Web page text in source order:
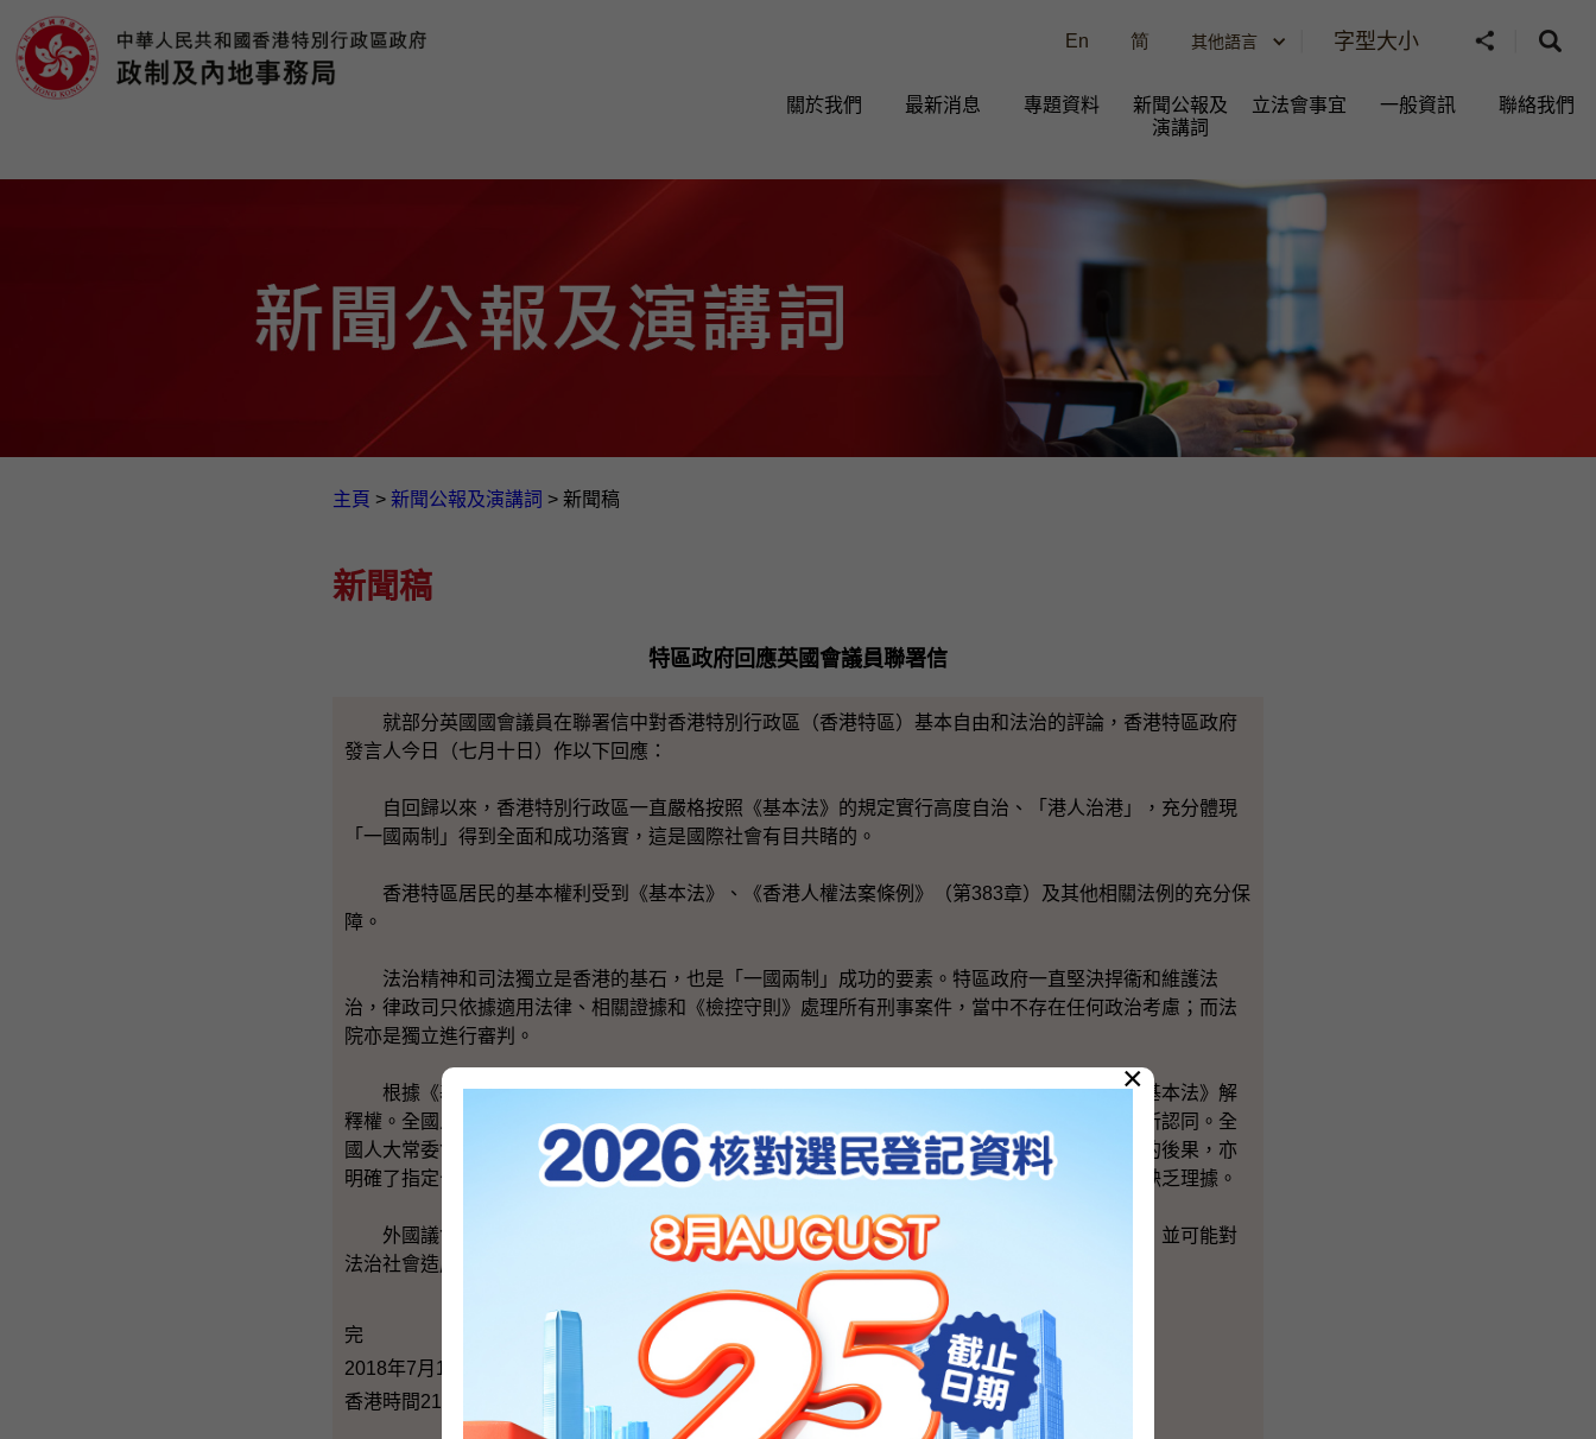
En 简 其他語言 字型大小
關於我們 最新消息 專題資料
新聞公報及
演講詞
立法會事宜 一般資訊​ 聯絡我們
主頁 > 新聞公報及演講詞 > 新聞稿
新聞稿
特區政府回應英國會議員聯署信
就部分英國國會議員在聯署信中對香港特別行政區（香港特區）基本自由和法治的評論，香港特區政府
發言人今日（七月十日）作以下回應：
​ 自回歸以來，香港特別行政區一直嚴格按照《基本法》的規定實行高度自治、 「 港人治港」
，充分體現
「 一國兩制」得到全面和成功落實，這是國際社會有目共睹的。
香港特區居民的基本權利受到《基本法》、《香港人權法案條例》（第383章）及其他相關法例的充分保
障。
法治精神和司法獨立是香港的基石，也是「一國兩制」成功的要素。特區政府一直堅決捍衞和維護法
治，律政司只依據適用法律、相關證據和《檢控守則》處理所有刑事案件，當中不存在任何政治考慮；而法
院亦是獨立進行審判。
根據《基本法》第一百五十八條，全國人民代表大會常務委員會（全國人大常委會）享有《基本法》解
釋權。全國人大常委會解釋《基本法》的權力，是香港特區的憲制秩序的一部分，亦為香港法院所認同。全
國人大常委會在二零一六年的《解釋》，清楚說明《基本法》第一百零四條的含意和違反該條文的後果，亦
明確了指定公職人員（包括立法會議員）的宣誓要求。任何關於「政治篩選」的指控均屬誤導和缺乏理據。
外國議會不應以任何形式干預香港特別行政區的內部事務。任意發表貶低香港良好法治聲譽，並可能對
法治社會造成損害的言論，對香港發展毫無助益。
完
2018年7月10日（星期二）
香港時間21時51分
×